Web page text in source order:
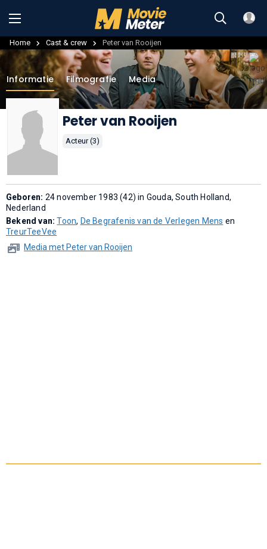
Home Cast & crew Peter van Rooijen
Informatie Filmografie Media
Peter van Rooijen
Acteur (3)
Geboren: 24 november 1983 (42) in Gouda, South Holland,
Nederland
Bekend van:Toon, De Begrafenis van de Verlegen Mens en
TreurTeeVee
Media met Peter van Rooijen